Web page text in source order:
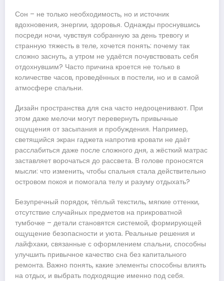
Сон – не только необходимость, но и источник
вдохновения, энергии, здоровья. Однажды проснувшись
посреди ночи, чувствуя собранную за день тревогу и
странную тяжесть в теле, хочется понять: почему так
сложно заснуть, а утром не удаётся почувствовать себя
отдохнувшим? Часто причина кроется не только в
количестве часов, проведённых в постели, но и в самой
атмосфере спальни.
Дизайн пространства для сна часто недооценивают. При
этом даже мелочи могут перевернуть привычные
ощущения от засыпания и пробуждения. Например,
светящийся экран гаджета напротив кровати не даёт
расслабиться даже после сложного дня, а жёсткий матрас
заставляет ворочаться до рассвета. В голове проносятся
мысли: что изменить, чтобы спальня стала действительно
островом покоя и помогала телу и разуму отдыхать?
Безупречный порядок, тёплый текстиль, мягкие оттенки,
отсутствие случайных предметов на прикроватной
тумбочке – детали становятся системой, формирующей
ощущение безопасности и уюта. Реальные решения и
лайфхаки, связанные с оформлением спальни, способны
улучшить привычное качество сна без капитального
ремонта. Важно понять, какие элементы способны влиять
на отдых, и выбрать подходящие именно под себя.